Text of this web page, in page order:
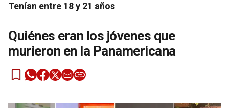
Tenían entre 18 y 21 años
Quiénes eran los jóvenes que
murieron en la Panamericana